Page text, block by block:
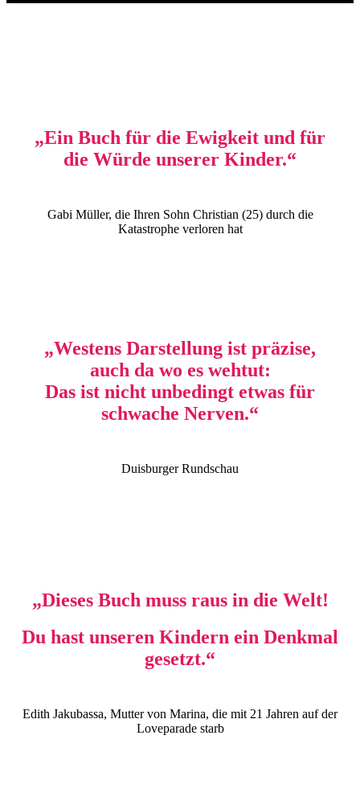
„Ein Buch für die Ewigkeit und für
die Würde unserer Kinder.“
Gabi Müller, die Ihren Sohn Christian (25) durch die
Katastrophe verloren hat
„Westens Darstellung ist präzise,
auch da wo es wehtut:
Das ist nicht unbedingt etwas für
schwache Nerven.“
Duisburger Rundschau
„Dieses Buch muss raus in die Welt!
Du hast unseren Kindern ein Denkmal
gesetzt.“
Edith Jakubassa, Mutter von Marina, die mit 21 Jahren auf der
Loveparade starb